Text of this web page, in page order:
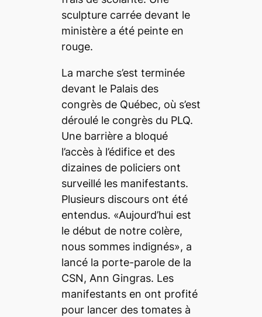
sculpture carrée devant le
ministère a été peinte en
rouge.
La marche s’est terminée
devant le Palais des
congrès de Québec, où s’est
déroulé le congrès du PLQ.
Une barrière a bloqué
l’accès à l’édifice et des
dizaines de policiers ont
surveillé les manifestants.
Plusieurs discours ont été
entendus. «Aujourd’hui est
le début de notre colère,
nous sommes indignés», a
lancé la porte-parole de la
CSN, Ann Gingras. Les
manifestants en ont profité
pour lancer des tomates à